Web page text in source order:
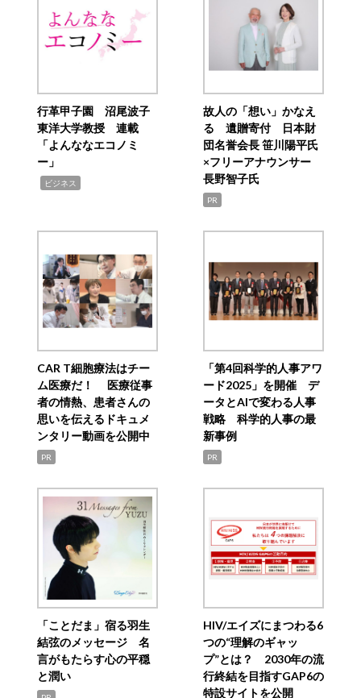
行革甲子園 沼尾波子
東洋大学教授 連載
「よんななエコノミ
ー」
ビジネス
故人の「想い」かなえ
る 遺贈寄付 日本財
団名誉会長 笹川陽平氏
×フリーアナウンサー
長野智子氏
PR
CAR T細胞療法はチー
ム医療だ！ 医療従事
者の情熱、患者さんの
思いを伝えるドキュメ
ンタリー動画を公開中
PR
「第4回科学的人事アワ
ード2025」を開催 デ
ータとAIで変わる人事
戦略 科学的人事の最
新事例
PR
「ことだま」宿る羽生
結弦のメッセージ 名
言がもたらす心の平穏
と潤い
HIV/エイズにまつわる6
つの“理解のギャッ
プ”とは？ 2030年の流
行終結を目指すGAP6の
特設サイトを公開